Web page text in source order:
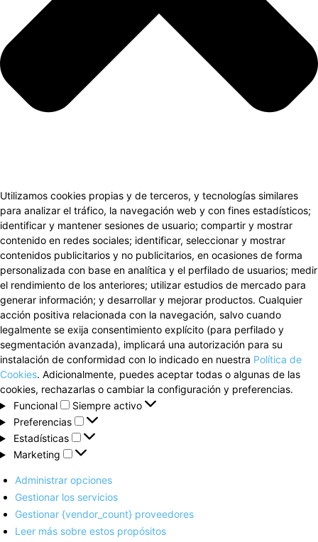
Utilizamos cookies propias y de terceros, y tecnologías similares
para analizar el tráfico, la navegación web y con fines estadísticos;
identificar y mantener sesiones de usuario; compartir y mostrar
contenido en redes sociales; identificar, seleccionar y mostrar
contenidos publicitarios y no publicitarios, en ocasiones de forma
personalizada con base en analítica y el perfilado de usuarios; medir
el rendimiento de los anteriores; utilizar estudios de mercado para
generar información; y desarrollar y mejorar productos. Cualquier
acción positiva relacionada con la navegación, salvo cuando
legalmente se exija consentimiento explícito (para perfilado y
segmentación avanzada), implicará una autorización para su
instalación de conformidad con lo indicado en nuestra Política de
Cookies. Adicionalmente, puedes aceptar todas o algunas de las
cookies, rechazarlas o cambiar la configuración y preferencias.
Funcional
Funcional
Siempre activo
Preferencias
Preferencias
Estadísticas
Estadísticas
Marketing
Marketing
Administrar opciones
Gestionar los servicios
Gestionar {vendor_count} proveedores
Leer más sobre estos propósitos